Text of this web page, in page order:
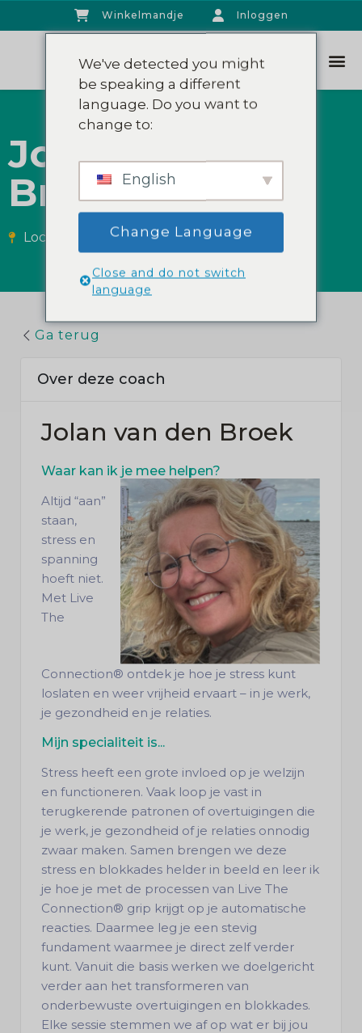
Winkelmandje Inloggen
Jolan van den
Broek
Locatie: Noord-Holland
Ga terug
Over deze coach
Jolan van den Broek
Waar kan ik je mee helpen?
Altijd “aan”
staan,
stress en
spanning
hoeft niet.
Met Live
The
Connection® ontdek je hoe je stress kunt
loslaten en weer vrijheid ervaart – in je werk,
je gezondheid en je relaties.
Mijn specialiteit is...
Stress heeft een grote invloed op je welzijn
en functioneren. Vaak loop je vast in
terugkerende patronen of overtuigingen die
je werk, je gezondheid of je relaties onnodig
zwaar maken. Samen brengen we deze
stress en blokkades helder in beeld en leer ik
je hoe je met de processen van Live The
Connection® grip krijgt op je automatische
reacties. Daarmee leg je een stevig
fundament waarmee je direct zelf verder
kunt. Vanuit die basis werken we doelgericht
verder aan het transformeren van
onderbewuste overtuigingen en blokkades.
Elke sessie stemmen we af op wat er bij jou
We've detected you might
be speaking a different
language. Do you want to
change to:
English
Change Language
Close and do not switch
language